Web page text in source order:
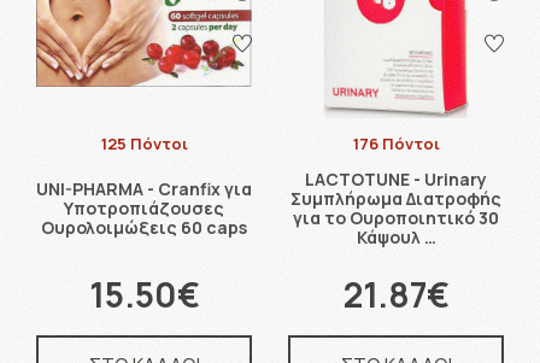
125 Πόντοι
UNI-PHARMA - Cranfix για
Υποτροπιάζουσες
Ουρολοιμώξεις 60 caps
15.50€
176 Πόντοι
LACTOTUNE - Urinary
Συμπλήρωμα Διατροφής
για το Ουροποιητικό 30
Κάψουλ …
21.87€